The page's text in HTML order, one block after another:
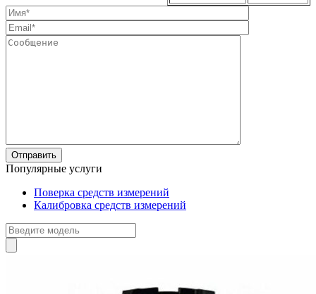
Популярные услуги
Поверка средств измерений
Калибровка средств измерений